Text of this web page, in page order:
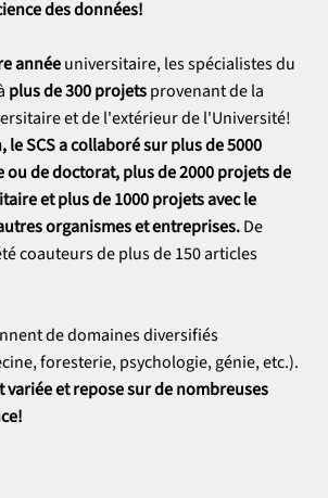
des données!
annéeuniversitaire, les spécialistes du
plus de 300 projetsprovenant de la
et de l'extérieur de l'Université!
le SCS a collaboré sur plus de 5000
de doctorat, plus de 2000 projets de
et plus de 1000 projets avec le
organismes et entreprises.De
coauteurs de plus de 150 articles
de domaines diversifiés
foresterie, psychologie, génie, etc.).
variée et repose sur de nombreuses